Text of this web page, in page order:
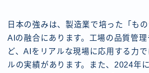
日本の強みは、製造業で培った「も
AIの融合にあります。工場の品質管
ど、AIをリアルな現場に応用する力
ルの実績があります。また、2024年